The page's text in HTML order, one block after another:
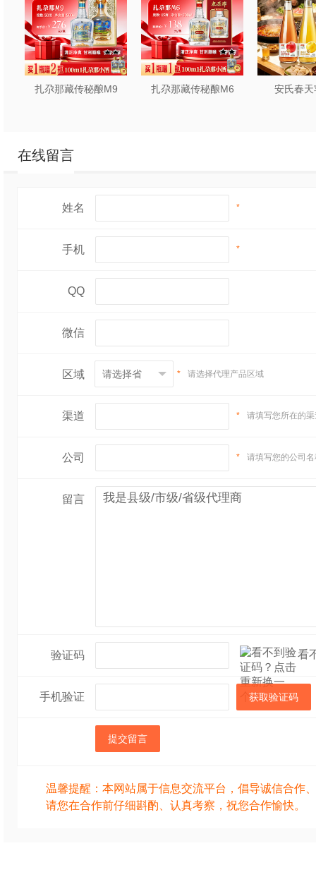
扎尕那藏传秘酿M9 扎尕那藏传秘酿M6 安氏春天
在线留言
姓名 *
手机 *
QQ
微信
区域 * 请选择代理产品区域
渠道 * 请填写您所在的
公司 * 请填写您的公司
留言
验证码 看
手机验证 获取验证码
提交留言
温馨提醒：本网站属于信息交流平台，倡导诚信合作
请您在合作前仔细斟酌、认真考察，祝您合作愉快。